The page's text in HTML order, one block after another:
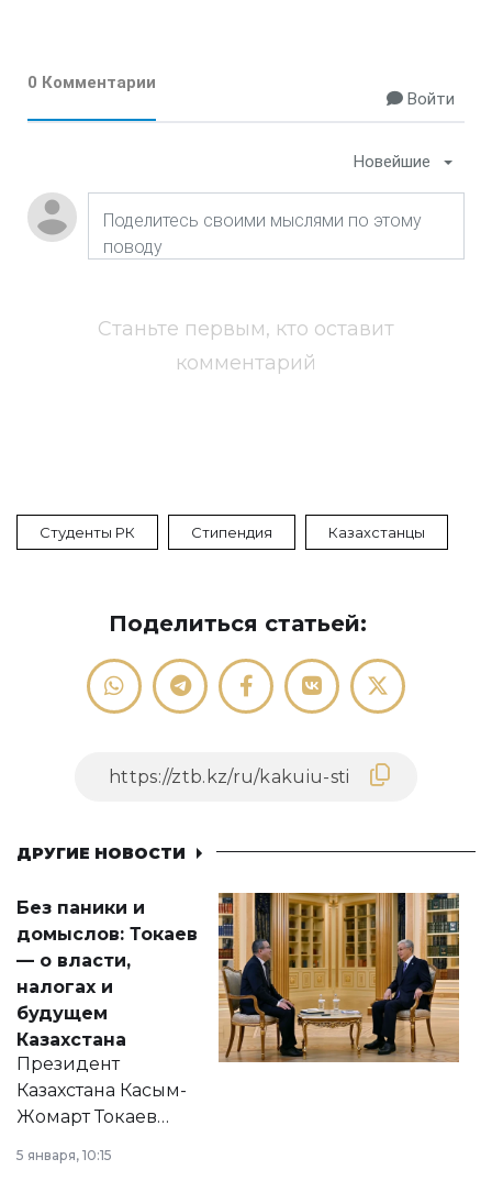
0 Комментарии
Войти
Новейшие
Станьте первым, кто оставит
комментарий
Студенты РК Стипендия Казахстанцы
Поделиться статьей:
ДРУГИЕ НОВОСТИ
Без паники и
домыслов: Токаев
— о власти,
налогах и
будущем
Казахстана
Президент
Казахстана Касым-
Жомарт Токаев
сразу несколько
5 января, 10:15